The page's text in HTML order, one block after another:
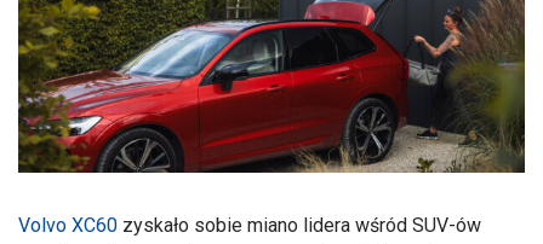
Volvo XC60 zyskało sobie miano lidera wśród SUV-ów